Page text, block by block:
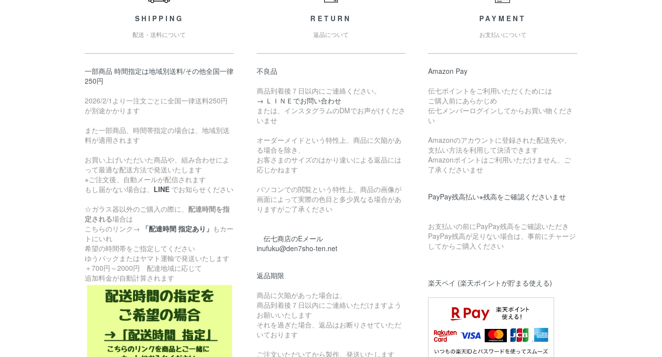
SHIPPING
配送・送料について
一部商品 時間指定は地域別送料/その他全国一律
250円
2026/2/1より一注文ごとに全国一律送料250円
が別途かかります
また一部商品、時間帯指定の場合は、地域別送
料が適用されます
お買い上げいただいた商品や、組み合わせによ
って最適な配送方法で発送いたします
※ご注文後、自動メールが配信されます
もし届かない場合は、 LINE でお知らせください
☆ガラス器以外のご購入の際に、 配達時間を指
定される場合は
こちらのリンク→
「配達時間 指定あり」 もカー
トにいれ
希望の時間帯をご指定してください
ゆうパックまたはヤマト運輸で発送いたします
＋700円～2000円 配達地域に応じて
追加料金が自動計算されます
RETURN
返品について
不良品
商品到着後７日以内にご連絡ください。
→ ＬＩＮＥでお問い合わせ
または、インスタグラムのDMでお声がけくださ
いませ
オーダーメイドという特性上、商品に欠陥があ
る場合を除き、
お客さまのサイズのはかり違いによる返品には
応じかねます
パソコンでの閲覧という特性上、商品の画像が
画面によって実際の色目と多少異なる場合があ
りますがご了承ください
伝七商店のEメール
inufuku@den7sho-ten.net
返品期限
商品に欠陥があった場合は、
商品到着後７日以内にご連絡いただけますよう
お願いいたします
それを過ぎた場合、返品はお断りさせていただ
いております
ご注文いただいてから製作、発送いたします
PAYMENT
お支払いについて
Amazon Pay
伝七ポイントをご利用いただくためには
ご購入前にあらかじめ
伝七メンバーログインしてからお買い物くださ
い
Amazonのアカウントに登録された配送先や、
支払い方法を利用して決済できます
Amazonポイントはご利用いただけません、ご
了承くださいませ
PayPay残高払い※残高をご確認くださいませ
お支払いの前にPayPay残高をご確認いただき
PayPay残高が足りない場合は、事前にチャージ
してからご購入ください
楽天ペイ (楽天ポイントが貯まる使える)